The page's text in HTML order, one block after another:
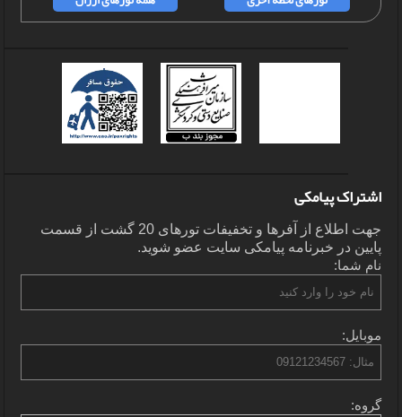
اشتراک پیامکی
جهت اطلاع از آفرها و تخفیفات تورهای 20 گشت از قسمت
پایین در خبرنامه پیامکی سایت عضو شوید.
نام شما:
موبایل:
گروه: